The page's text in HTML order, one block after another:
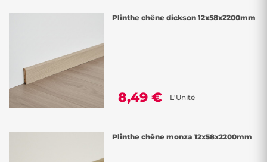
Plinthe chêne dickson 12x58x2200mm
8,49 € L'Unité
Plinthe chêne monza 12x58x2200mm